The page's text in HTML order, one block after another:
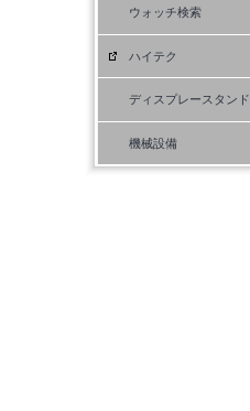
ウォッチ検索
ハイテク
ディスプレースタンド
機械設備